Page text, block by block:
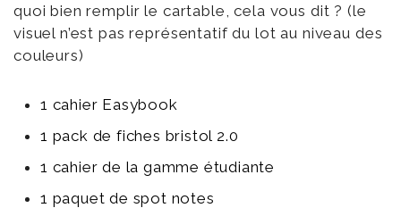
quoi bien remplir le cartable, cela vous dit ? (le
visuel n’est pas représentatif du lot au niveau des
couleurs)
1 cahier Easybook
1 pack de fiches bristol 2.0
1 cahier de la gamme étudiante
1 paquet de spot notes